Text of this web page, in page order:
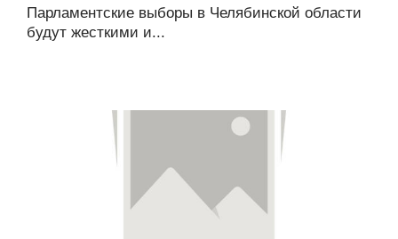
Парламентские выборы в Челябинской области
будут жесткими и...